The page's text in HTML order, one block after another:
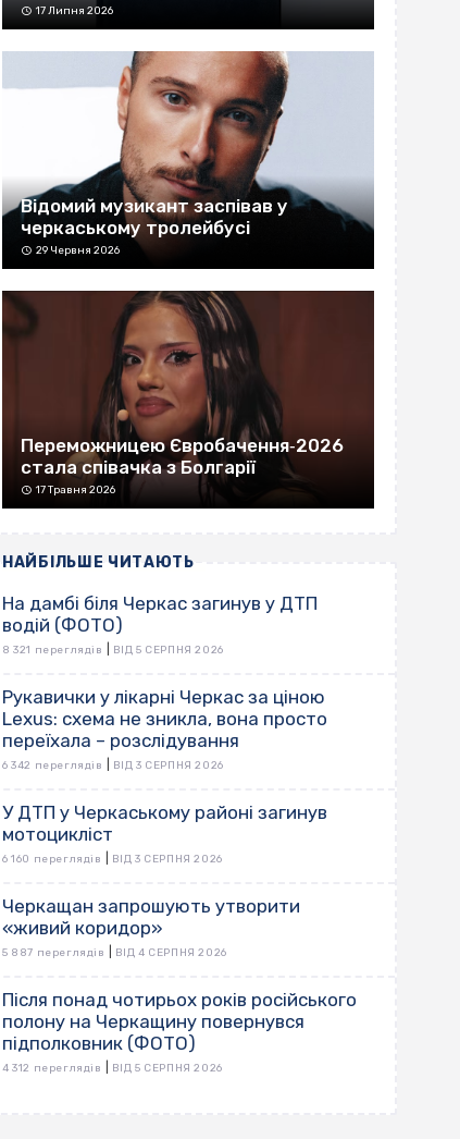
17 Липня 2026
Відомий музикант заспівав у
черкаському тролейбусі
29 Червня 2026
Переможницею Євробачення‐2026
стала співачка з Болгарії
17 Травня 2026
НАЙБІЛЬШЕ ЧИТАЮТЬ
На дамбі біля Черкас загинув у ДТП
водій (ФОТО)
8 321 переглядів ВІД 5 СЕРПНЯ 2026
Рукавички у лікарні Черкас за ціною
Lexus: схема не зникла, вона просто
переїхала – розслідування
6 342 переглядів ВІД 3 СЕРПНЯ 2026
У ДТП у Черкаському районі загинув
мотоцикліст
6 160 переглядів ВІД 3 СЕРПНЯ 2026
Черкащан запрошують утворити
«живий коридор»
5 887 переглядів ВІД 4 СЕРПНЯ 2026
Після понад чотирьох років російського
полону на Черкащину повернувся
підполковник (ФОТО)
4 312 переглядів ВІД 5 СЕРПНЯ 2026